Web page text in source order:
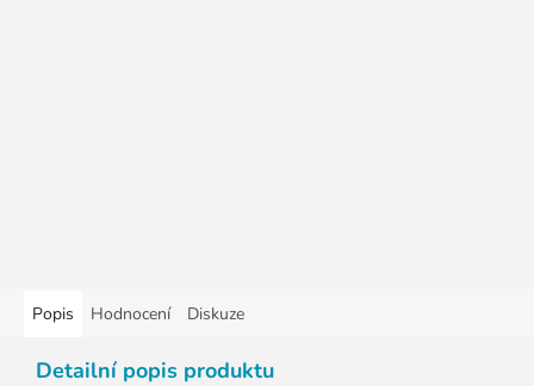
Popis Hodnocení Diskuze
Detailní popis produktu